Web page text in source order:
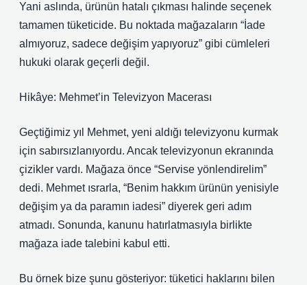
Yani aslında, ürünün hatalı çıkması halinde seçenek
tamamen tüketicide. Bu noktada mağazaların “İade
almıyoruz, sadece değişim yapıyoruz” gibi cümleleri
hukuki olarak geçerli değil.
Hikâye: Mehmet’in Televizyon Macerası
Geçtiğimiz yıl Mehmet, yeni aldığı televizyonu kurmak
için sabırsızlanıyordu. Ancak televizyonun ekranında
çizikler vardı. Mağaza önce “Servise yönlendirelim”
dedi. Mehmet ısrarla, “Benim hakkım ürünün yenisiyle
değişim ya da paramın iadesi” diyerek geri adım
atmadı. Sonunda, kanunu hatırlatmasıyla birlikte
mağaza iade talebini kabul etti.
Bu örnek bize şunu gösteriyor: tüketici haklarını bilen